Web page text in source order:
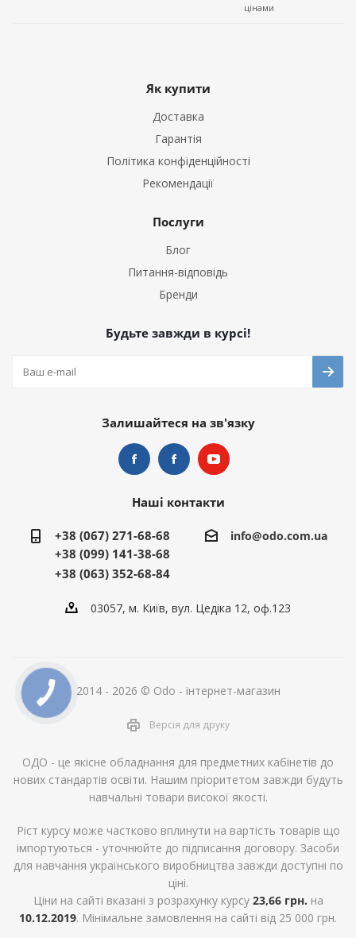
цінами
Як купити
Доставка
Гарантія
Політика конфіденційності
Рекомендації
Послуги
Блог
Питання-відповідь
Бренди
Будьте завжди в курсі!
Залишайтеся на зв'язку
Наші контакти
+38 (067) 271-68-68
+38 (099) 141-38-68
+38 (063) 352-68-84
info@odo.com.ua
03057, м. Київ, вул. Цедіка 12, оф.123
2014 - 2026 © Odo - інтернет-магазин
Версія для друку
ОДО - це якісне обладнання для предметних кабінетів до
нових стандартів освіти. Нашим пріоритетом завжди будуть
навчальні товари високої якості.
Ріст курсу може частково вплинути на вартість товарів що
імпортуються - уточнюйте до підписання договору. Засоби
для навчання українського виробництва завжди доступні по
ціні.
Ціни на сайті вказані з розрахунку курсу 23,66 грн. на
10.12.2019. Мінімальне замовлення на сайті від 25 000 грн.